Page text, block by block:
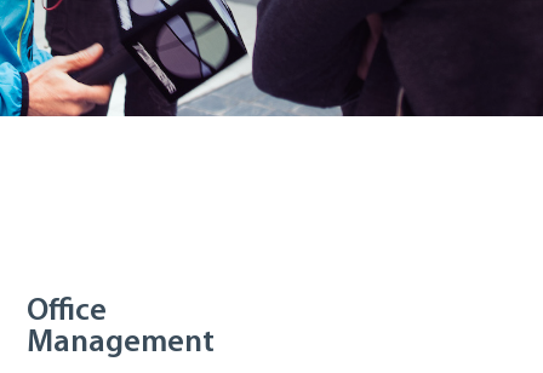
Office
Management